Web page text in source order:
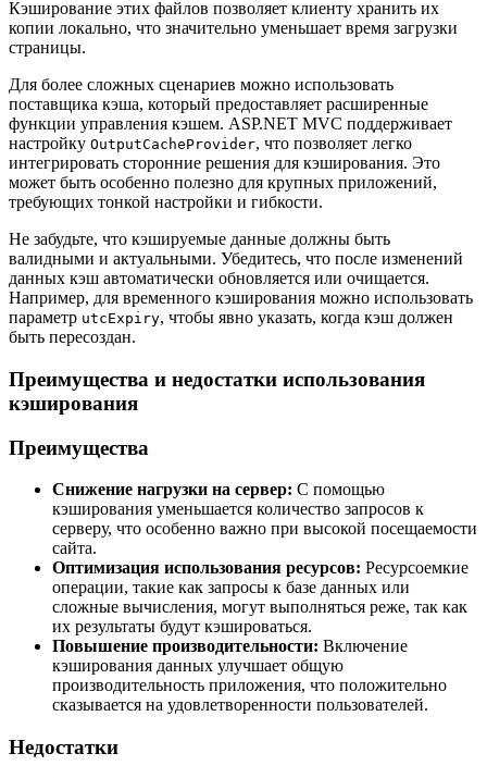
Кэширование этих файлов позволяет клиенту хранить их
копии локально, что значительно уменьшает время загрузки
страницы.
Для более сложных сценариев можно использовать
поставщика кэша, который предоставляет расширенные
функции управления кэшем. ASP.NET MVC поддерживает
настройку OutputCacheProvider, что позволяет легко
интегрировать сторонние решения для кэширования. Это
может быть особенно полезно для крупных приложений,
требующих тонкой настройки и гибкости.
Не забудьте, что кэшируемые данные должны быть
валидными и актуальными. Убедитесь, что после изменений
данных кэш автоматически обновляется или очищается.
Например, для временного кэширования можно использовать
параметр utcExpiry, чтобы явно указать, когда кэш должен
быть пересоздан.
Преимущества и недостатки использования
кэширования
Преимущества
Снижение нагрузки на сервер: С помощью
кэширования уменьшается количество запросов к
серверу, что особенно важно при высокой посещаемости
сайта.
Оптимизация использования ресурсов: Ресурсоемкие
операции, такие как запросы к базе данных или
сложные вычисления, могут выполняться реже, так как
их результаты будут кэшироваться.
Повышение производительности: Включение
кэширования данных улучшает общую
производительность приложения, что положительно
сказывается на удовлетворенности пользователей.
Недостатки